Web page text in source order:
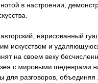
нотой в настроении,
нарисованный
искусством и
на своем веку
с мировыми шедеврами
для разговоров,